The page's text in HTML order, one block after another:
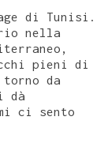
di Tunisi.
nella
pieni di
da
dà
ci sento